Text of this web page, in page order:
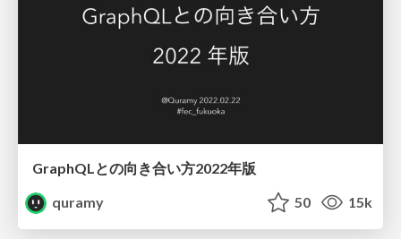
GraphQLとの向き合い方2022年版
quramy
50 15k